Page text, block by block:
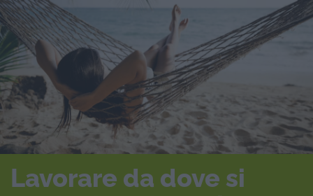
Lavorare da dove si